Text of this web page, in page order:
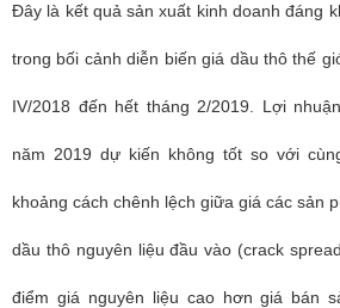
Đây là kết quả sản xuất kinh doanh đáng
trong bối cảnh diễn biến giá dầu thô thế
IV/2018 đến hết tháng 2/2019. Lợi
năm 2019 dự kiến không tốt so với
khoảng cách chênh lệch giữa giá các sản
dầu thô nguyên liệu đầu vào (crack
điểm giá nguyên liệu cao hơn giá bán